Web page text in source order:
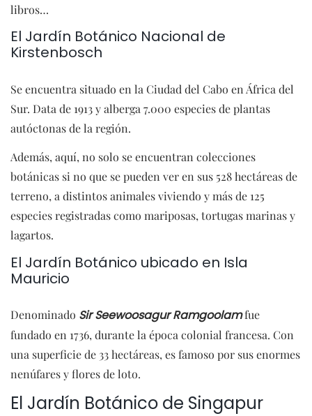
libros…
El Jardín Botánico Nacional de
Kirstenbosch
Se encuentra situado en la Ciudad del Cabo en África del
Sur. Data de 1913 y alberga 7.000 especies de plantas
autóctonas de la región.
Además, aquí, no solo se encuentran colecciones
botánicas si no que se pueden ver en sus 528 hectáreas de
terreno, a distintos animales viviendo y más de 125
especies registradas como mariposas, tortugas marinas y
lagartos.
El Jardín Botánico ubicado en Isla
Mauricio
Denominado Sir Seewoosagur Ramgoolamfue
fundado en 1736, durante la época colonial francesa. Con
una superficie de 33 hectáreas, es famoso por sus enormes
nenúfares y flores de loto.
El Jardín Botánico de Singapur